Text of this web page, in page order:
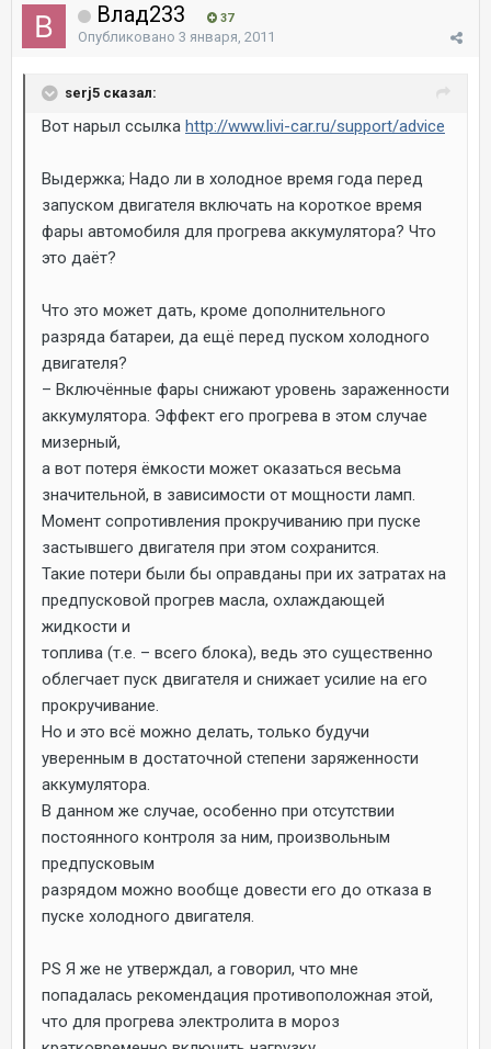
Влад233 37
Опубликовано 3 января, 2011
serj5 сказал:
Вот нарыл ссылка http://www.livi-car.ru/support/advice
Выдержка; Надо ли в холодное время года перед
запуском двигателя включать на короткое время
фары автомобиля для прогрева аккумулятора? Что
это даёт?
Что это может дать, кроме дополнительного
разряда батареи, да ещё перед пуском холодного
двигателя?
– Включённые фары снижают уровень зараженности
аккумулятора. Эффект его прогрева в этом случае
мизерный,
а вот потеря ёмкости может оказаться весьма
значительной, в зависимости от мощности ламп.
Момент сопротивления прокручиванию при пуске
застывшего двигателя при этом сохранится.
Такие потери были бы оправданы при их затратах на
предпусковой прогрев масла, охлаждающей
жидкости и
топлива (т.е. – всего блока), ведь это существенно
облегчает пуск двигателя и снижает усилие на его
прокручивание.
Но и это всё можно делать, только будучи
уверенным в достаточной степени заряженности
аккумулятора.
В данном же случае, особенно при отсутствии
постоянного контроля за ним, произвольным
предпусковым
разрядом можно вообще довести его до отказа в
пуске холодного двигателя.
PS Я же не утверждал, а говорил, что мне
попадалась рекомендация противоположная этой,
что для прогрева электролита в мороз